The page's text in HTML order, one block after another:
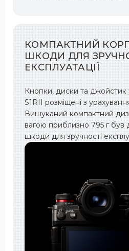
КОМПАКТНИЙ
ШКОДИ ДЛЯ
ЕКСПЛУАТАЦІЇ
Кнопки, диски та джойстик
S1RII розміщені з
Вишуканий компактний
вагою приблизно 795 г був
шкоди для зручності